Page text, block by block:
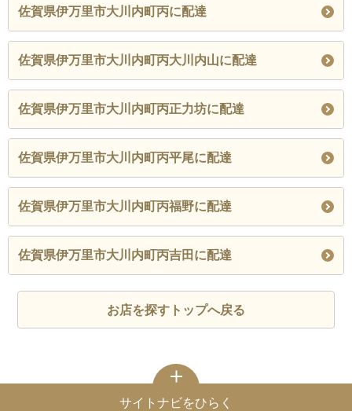
佐賀県伊万里市大川内町丙に配達
佐賀県伊万里市大川内町丙大川内山に配達
佐賀県伊万里市大川内町丙正力坊に配達
佐賀県伊万里市大川内町丙平尾に配達
佐賀県伊万里市大川内町丙福野に配達
佐賀県伊万里市大川内町丙吉田に配達
お店を探すトップへ戻る
サイトナビをひらく